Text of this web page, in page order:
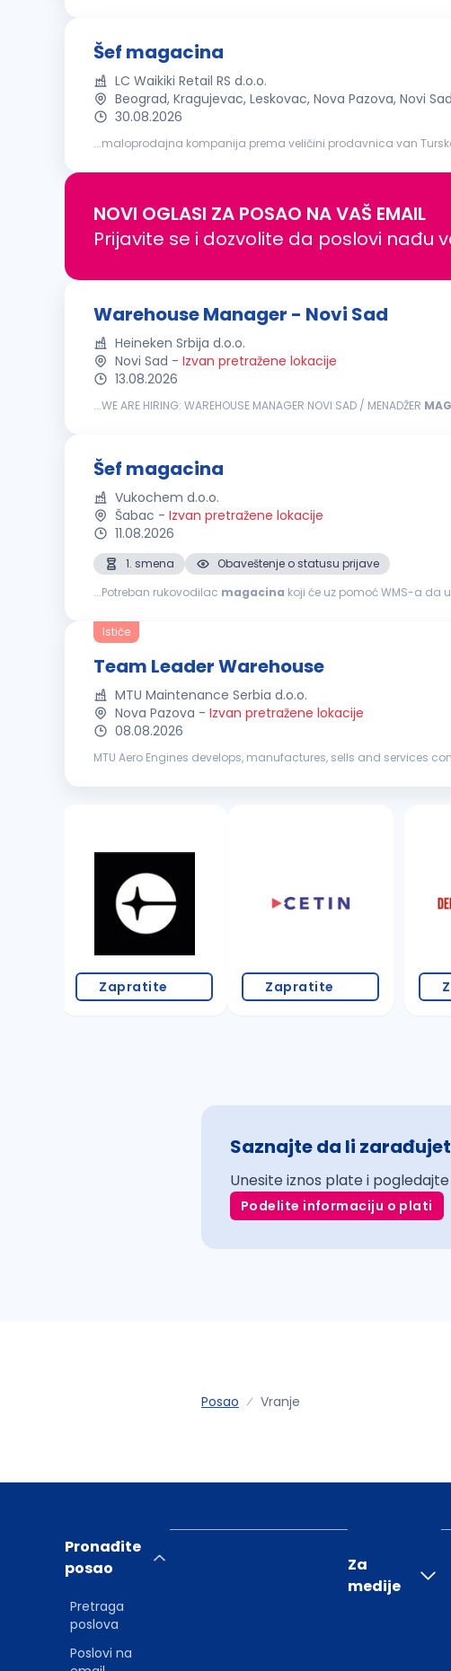
Šef magacina
LC Waikiki Retail RS d.o.o.
Beograd, Kragujevac, Leskovac, Nova Pazova, Novi
30.08.2026
...maloprodajna kompanija prema veličini prodavnica van Turskemesto -
NOVI OGLASI ZA POSAO NA VAŠ EMAIL
Prijavite se i dozvolite da poslovi nađu
Warehouse Manager - Novi Sad
Heineken Srbija d.o.o.
Novi Sad - Izvan pretražene lokacije
13.08.2026
...WE ARE HIRING: WAREHOUSE MANAGER NOVI SAD / MENADŽER
Šef magacina
Vukochem d.o.o.
Šabac - Izvan pretražene lokacije
11.08.2026
1. smena
Obaveštenje o statusu prijave
...Potreban rukovodilac magacina koji će uz pomoć WMS-a da
Ističe
Team Leader Warehouse
MTU Maintenance Serbia d.o.o.
Nova Pazova - Izvan pretražene lokacije
08.08.2026
MTU Aero Engines develops, manufactures, sells and services
Zapratite Zapratite
Saznajte da li
Unesite iznos plate i
Podelite informaciju o plati
Posao Vranje
Pronađite
posao
Pretraga
poslova
Poslovi na
Za
medije